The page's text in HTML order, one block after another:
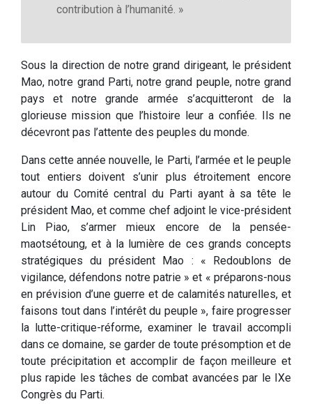
contribution à l’humanité. »
Sous la direction de notre grand dirigeant, le président
Mao, notre grand Parti, notre grand peuple, notre grand
pays et notre grande armée s’acquitteront de la
glorieuse mission que l’histoire leur a confiée. Ils ne
décevront pas l’attente des peuples du monde.
Dans cette année nouvelle, le Parti, l’armée et le peuple
tout entiers doivent s’unir plus étroitement encore
autour du Comité central du Parti ayant à sa tête le
président Mao, et comme chef adjoint le vice-président
Lin Piao, s’armer mieux encore de la pensée-
maotsétoung, et à la lumière de ces grands concepts
stratégiques du président Mao : « Redoublons de
vigilance, défendons notre patrie » et « préparons-nous
en prévision d’une guerre et de calamités naturelles, et
faisons tout dans l’intérêt du peuple », faire progresser
la lutte-critique-réforme, examiner le travail accompli
dans ce domaine, se garder de toute présomption et de
toute précipitation et accomplir de façon meilleure et
plus rapide les tâches de combat avancées par le IXe
Congrès du Parti.